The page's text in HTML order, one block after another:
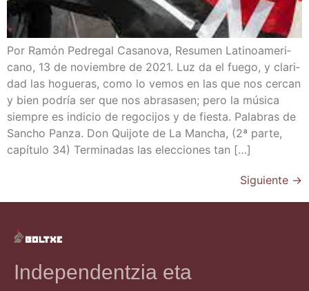
Por Ramón Pedre­gal Casa­no­va, Resu­men Lati­no­ame­ri­
cano, 13 de noviem­bre de 2021. Luz da el fue­go, y cla­ri­
dad las hogue­ras, como lo vemos en las que nos cer­can
y bien podría ser que nos abra­sa­sen; pero la músi­ca
siem­pre es indi­cio de rego­ci­jos y de fies­ta. Pala­bras de
San­cho Pan­za. Don Qui­jo­te de La Man­cha, (2ª par­te,
capí­tu­lo 34) Ter­mi­na­das las elec­cio­nes tan […]
Siguiente →
Independentzia eta